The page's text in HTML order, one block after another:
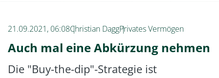
21.09.2021, 06:08Christian DaggPrivates Vermögen
Auch mal eine Abkürzung nehmen
Die "Buy-the-dip"-Strategie ist